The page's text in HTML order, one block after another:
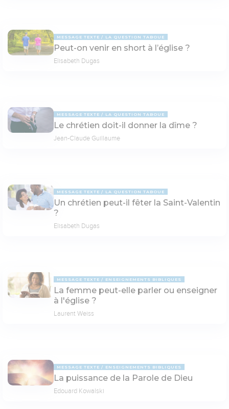
MESSAGE TEXTE LA QUESTION TABOUE
Peut-on venir en short à l’église ?
Elisabeth Dugas
MESSAGE TEXTE LA QUESTION TABOUE
Le chrétien doit-il donner la dîme ?
Jean-Claude Guillaume
MESSAGE TEXTE LA QUESTION TABOUE
Un chrétien peut-il fêter la Saint-Valentin
?
Elisabeth Dugas
MESSAGE TEXTE ENSEIGNEMENTS BIBLIQUES
La femme peut-elle parler ou enseigner
à l'église ?
Laurent Weiss
MESSAGE TEXTE ENSEIGNEMENTS BIBLIQUES
La puissance de la Parole de Dieu
Edouard Kowalski